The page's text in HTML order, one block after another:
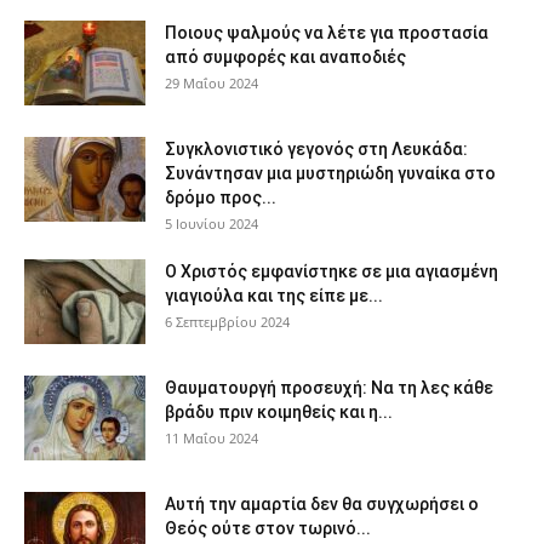
Ποιους ψαλμούς να λέτε για προστασία
από συμφορές και αναποδιές
29 Μαΐου 2024
Συγκλονιστικό γεγονός στη Λευκάδα:
Συνάντησαν μια μυστηριώδη γυναίκα στο
δρόμο προς...
5 Ιουνίου 2024
Ο Χριστός εμφανίστηκε σε μια αγιασμένη
γιαγιούλα και της είπε με...
6 Σεπτεμβρίου 2024
Θαυματουργή προσευχή: Να τη λες κάθε
βράδυ πριν κοιμηθείς και η...
11 Μαΐου 2024
Αυτή την αμαρτία δεν θα συγχωρήσει ο
Θεός ούτε στον τωρινό...